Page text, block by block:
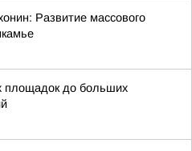
Развитие массового
площадок до больших